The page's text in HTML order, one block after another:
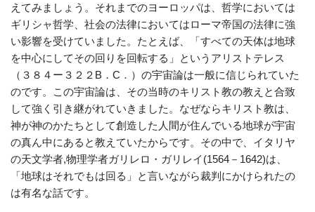
えてみましょう。それまでのヨーロッパは、哲学においては
ギリシャ哲学、社会の法律においてはローマ帝国の法律に強
い影響を受けていました。たとえば、「すべての天体は地球
を中心にしてその回りを回転する」というアリストテレス
（３８４ー３２２B．C．）の宇宙論は一般に信じられていた
のです。この宇宙論は、その当時のキリスト教の教えと合致
して強く引き継がれていきました。なぜならキリスト教は、
神が神のかたちとして創造した人間が住んでいる地球が宇宙
の真ん中にあると教えていたからです。その中で、イタリヤ
の天文学者,物理学者ガリレロ・ガリレイ(1564－1642)は、
「地球はそれでもは回る」と言いながら裁判にかけられたの
は有名な話です。